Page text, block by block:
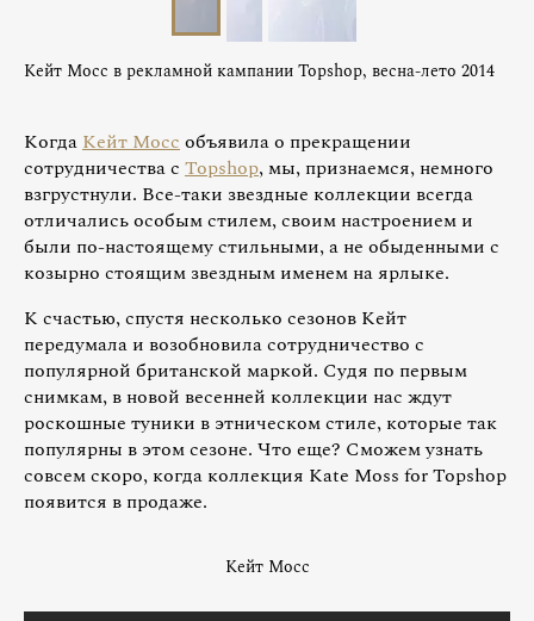
Кейт Мосс в рекламной кампании Topshop, весна-лето 2014
КогдаКейт Моссобъявила о прекращении
сотрудничества с Topshop, мы, признаемся, немного
взгрустнули. Все-таки звездные коллекции всегда
отличались особым стилем, своим настроением и
были по-настоящему стильными, а не обыденными с
козырно стоящим звездным именем на ярлыке.
К счастью, спустя несколько сезонов Кейт
передумала и возобновила сотрудничество с
популярной британской маркой. Судя по первым
снимкам, в новой весенней коллекции нас ждут
роскошные туники в этническом стиле, которые так
популярны в этом сезоне. Что еще? Сможем узнать
совсем скоро, когда коллекция Kate Moss for Topshop
появится в продаже.
Кейт Мосс